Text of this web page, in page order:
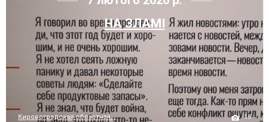
НА ЗЛАМІ
Кировоградская областная... 19